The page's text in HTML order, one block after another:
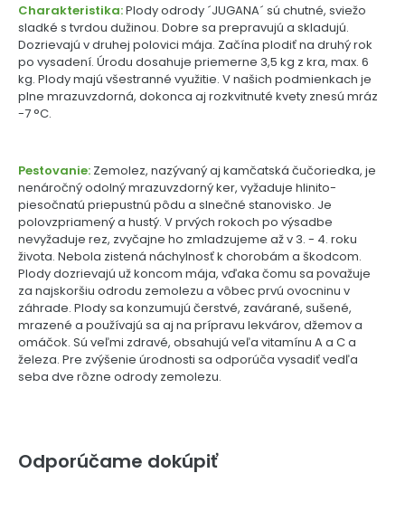
Charakteristika:Plody odrody ´JUGANA´ sú chutné, sviežo
sladké s tvrdou dužinou. Dobre sa prepravujú a skladujú.
Dozrievajú v druhej polovici mája. Začína plodiť na druhý rok
po vysadení. Úrodu dosahuje priemerne 3,5 kg z kra, max. 6
kg. Plody majú všestranné využitie. V našich podmienkach je
plne mrazuvzdorná, dokonca aj rozkvitnuté kvety znesú mráz
-7 °C.
Pestovanie: Zemolez, nazývaný aj kamčatská čučoriedka, je
nenáročný odolný mrazuvzdorný ker, vyžaduje hlinito-
piesočnatú priepustnú pôdu a slnečné stanovisko. Je
polovzpriamený a hustý. V prvých rokoch po výsadbe
nevyžaduje rez, zvyčajne ho zmladzujeme až v 3. - 4. roku
života. Nebola zistená náchylnosť k chorobám a škodcom.
Plody dozrievajú už koncom mája, vďaka čomu sa považuje
za najskoršiu odrodu zemolezu a vôbec prvú ovocninu v
záhrade. Plody sa konzumujú čerstvé, zavárané, sušené,
mrazené a používajú sa aj na prípravu lekvárov, džemov a
omáčok. Sú veľmi zdravé, obsahujú veľa vitamínu A a C a
železa. Pre zvýšenie úrodnosti sa odporúča vysadiť vedľa
seba dve rôzne odrody zemolezu.
Odporúčame dokúpiť